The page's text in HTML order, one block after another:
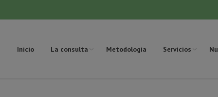
Inicio La consulta Metodología Servicios